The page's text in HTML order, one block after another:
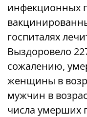
инфекционных
госпиталях
Выздоровело
сожалению,
женщины в
мужчин в
числа умерших